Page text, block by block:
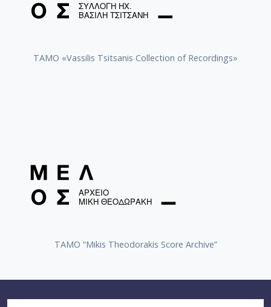
TAMO «Vassilis Tsitsanis Collection of Recordings»
TAMO “Mikis Theodorakis Score Archive”